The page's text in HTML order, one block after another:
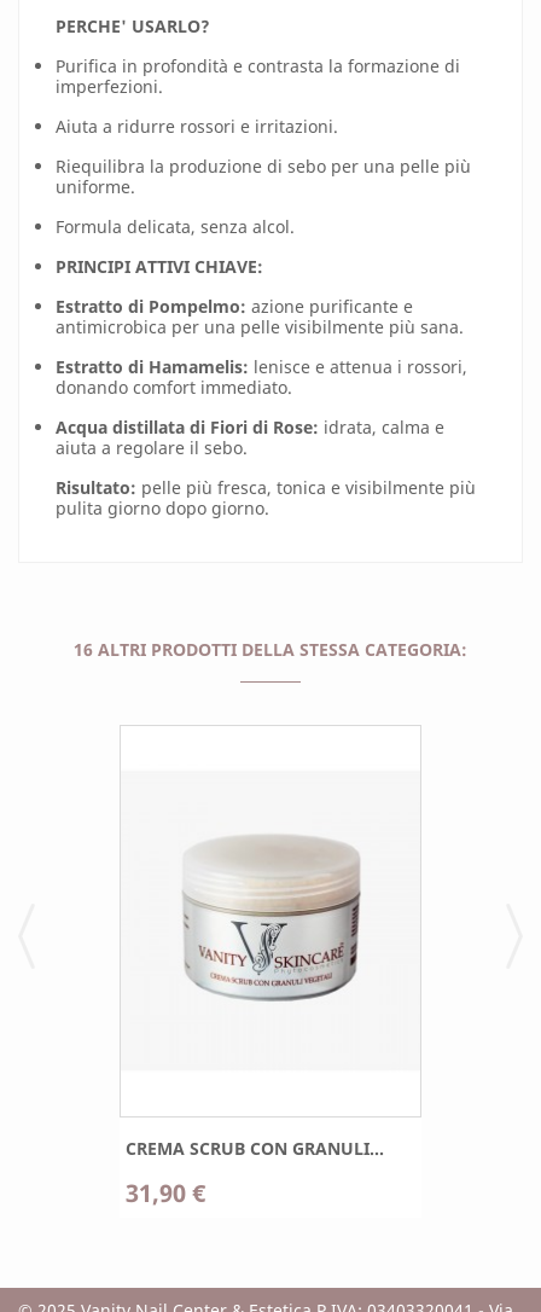
PERCHE' USARLO?
Purifica in profondità e contrasta la formazione di
imperfezioni.
Aiuta a ridurre rossori e irritazioni.
Riequilibra la produzione di sebo per una pelle più
uniforme.
Formula delicata, senza alcol.
PRINCIPI ATTIVI CHIAVE:
Estratto di Pompelmo: azione purificante e
antimicrobica per una pelle visibilmente più sana.
Estratto di Hamamelis: lenisce e attenua i rossori,
donando comfort immediato.
Acqua distillata di Fiori di Rose: idrata, calma e
aiuta a regolare il sebo.
Risultato: pelle più fresca, tonica e visibilmente più
pulita giorno dopo giorno.
16 ALTRI PRODOTTI DELLA STESSA CATEGORIA:
CREMA SCRUB CON GRANULI...
31,90 €